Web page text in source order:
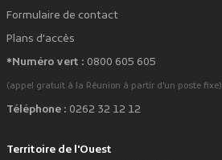
Formulaire de contact
Plans d'accès
*Numéro vert : 0800 605 605
(appel gratuit à la Réunion à partir d'un poste fixe)
Téléphone : 0262 32 12 12
Territoire de l'Ouest